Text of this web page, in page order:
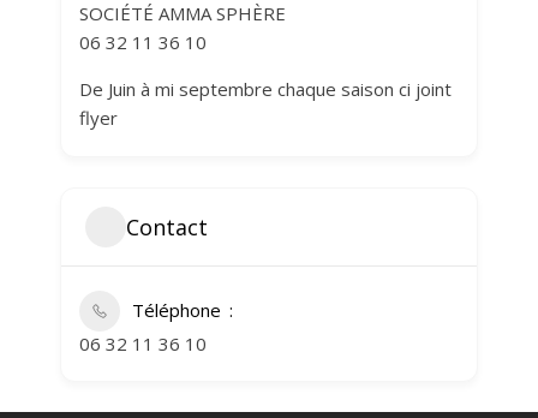
SOCIÉTÉ AMMA SPHÈRE
06 32 11 36 10
De Juin à mi septembre chaque saison ci joint
flyer
Contact
Téléphone
06 32 11 36 10